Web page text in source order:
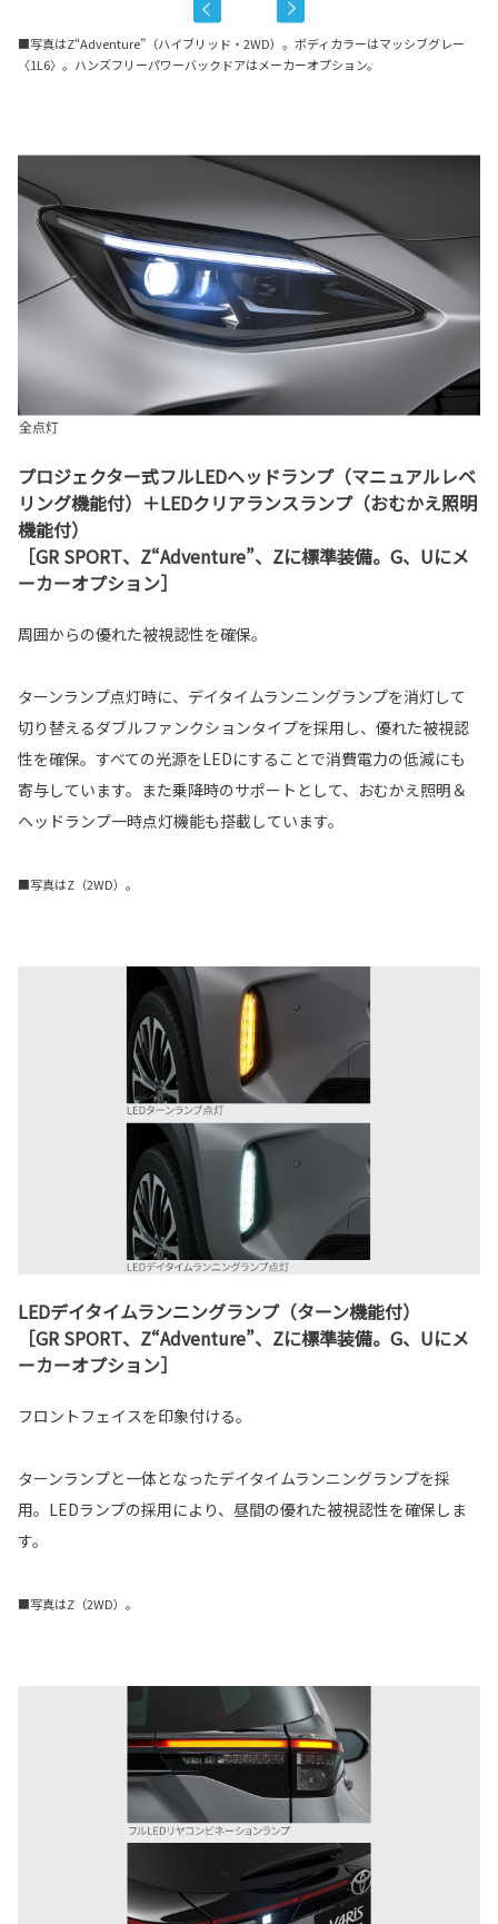
■写真はZ“Adventure”（ハイブリッド・2WD）。ボディカラーはマッシブグレー
〈1L6〉。ハンズフリーパワーバックドアはメーカーオプション。
プロジェクター式フルLEDヘッドランプ（マニュアルレベ
リング機能付）＋LEDクリアランスランプ（おむかえ照明
機能付）
［GR SPORT、Z“Adventure”、Zに標準装備。G、Uにメ
ーカーオプション］
周囲からの優れた被視認性を確保。
ターンランプ点灯時に、デイタイムランニングランプを消灯して
切り替えるダブルファンクションタイプを採用し、優れた被視認
性を確保。すべての光源をLEDにすることで消費電力の低減にも
寄与しています。また乗降時のサポートとして、おむかえ照明＆
ヘッドランプ一時点灯機能も搭載しています。
■写真はZ（2WD）。
LEDデイタイムランニングランプ（ターン機能付）
［GR SPORT、Z“Adventure”、Zに標準装備。G、Uにメ
ーカーオプション］
フロントフェイスを印象付ける。
ターンランプと一体となったデイタイムランニングランプを採
用。LEDランプの採用により、昼間の優れた被視認性を確保しま
す。
■写真はZ（2WD）。